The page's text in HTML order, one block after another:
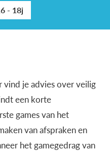
- 18j
vind je advies over veilig
een korte
games van het
van afspraken en
het gamegedrag van